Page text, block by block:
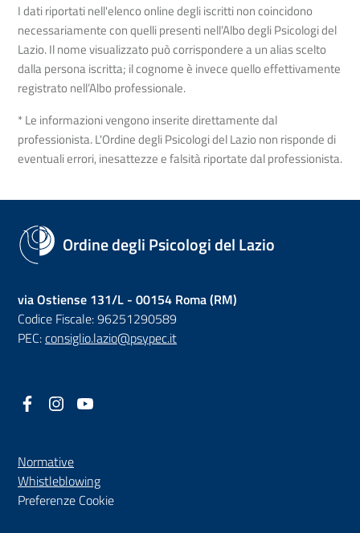
I dati riportati nell'elenco online degli iscritti non coincidono
necessariamente con quelli presenti nell’Albo degli Psicologi del
Lazio. Il nome visualizzato può corrispondere a un alias scelto
dalla persona iscritta; il cognome è invece quello effettivamente
registrato nell’Albo professionale.
* Le informazioni vengono inserite direttamente dal
professionista. L'Ordine degli Psicologi del Lazio non risponde di
eventuali errori, inesattezze e falsità riportate dal professionista.
Ordine degli Psicologi del Lazio
via Ostiense 131/L - 00154 Roma (RM)
Codice Fiscale: 96251290589
PEC:consiglio.lazio@psypec.it
Facebook
(nuova scheda - new tab)
Instagram
(nuova scheda - new tab)
Normative
Whistleblowing(nuova scheda - new tab)
Preferenze Cookie